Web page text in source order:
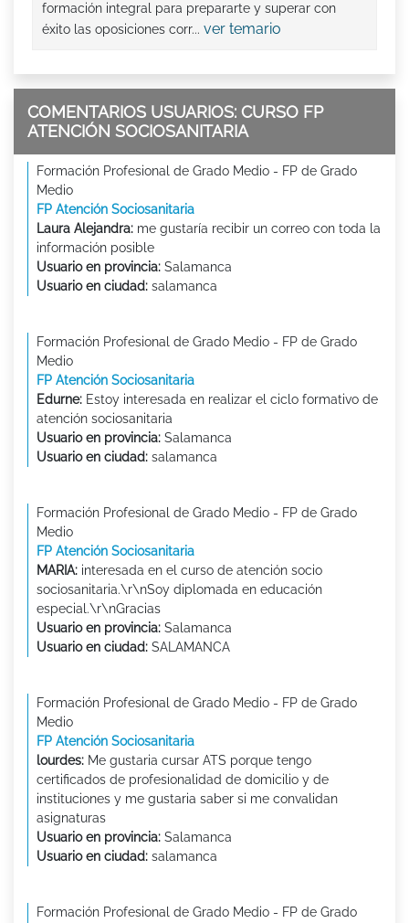
formación integral para prepararte y superar con
éxito las oposiciones corr... ver temario
COMENTARIOS USUARIOS: CURSO FP
ATENCIÓN SOCIOSANITARIA
Formación Profesional de Grado Medio - FP de Grado
Medio
FP Atención Sociosanitaria
Laura Alejandra: me gustaría recibir un correo con toda la
información posible
Usuario en provincia: Salamanca
Usuario en ciudad: salamanca
Formación Profesional de Grado Medio - FP de Grado
Medio
FP Atención Sociosanitaria
Edurne: Estoy interesada en realizar el ciclo formativo de
atención sociosanitaria
Usuario en provincia: Salamanca
Usuario en ciudad: salamanca
Formación Profesional de Grado Medio - FP de Grado
Medio
FP Atención Sociosanitaria
MARIA: interesada en el curso de atención socio
sociosanitaria.\r\nSoy diplomada en educación
especial.\r\nGracias
Usuario en provincia: Salamanca
Usuario en ciudad: SALAMANCA
Formación Profesional de Grado Medio - FP de Grado
Medio
FP Atención Sociosanitaria
lourdes: Me gustaria cursar ATS porque tengo
certificados de profesionalidad de domicilio y de
instituciones y me gustaria saber si me convalidan
asignaturas
Usuario en provincia: Salamanca
Usuario en ciudad: salamanca
Formación Profesional de Grado Medio - FP de Grado